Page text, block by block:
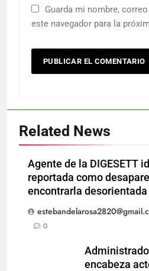
Guarda mi nombre,
este navegador para la
Related News
Agente de la DIGESETT
reportada como
encontrarla desorientada
0
encabeza